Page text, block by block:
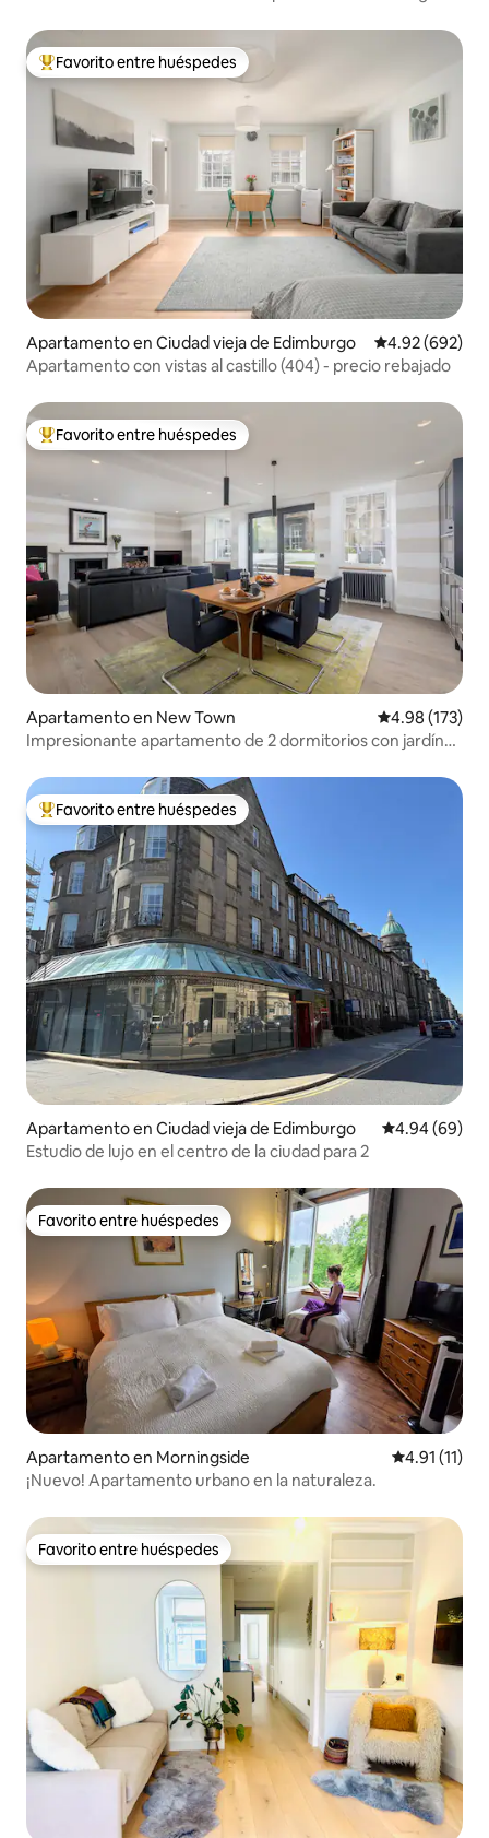
Favorito entre huéspedes preferido
Favorito entre huéspedes
Apartamento en Ciudad vieja de Edimburgo Calificación
4.92 (692)
Apartamento con vistas al castillo (404) - precio rebajado
Favorito entre huéspedes preferido
Favorito entre huéspedes
Apartamento en New Town Calificación
4.98 (173)
Impresionante apartamento de 2 dormitorios con jardín
Favorito entre huéspedes preferido
Favorito entre huéspedes
Apartamento en Ciudad vieja de Edimburgo Calificación
4.94 (69)
Estudio de lujo en el centro de la ciudad para 2
Favorito entre huéspedes
Favorito entre huéspedes
Apartamento en Morningside Calificación
4.91 (11)
¡Nuevo! Apartamento urbano en la naturaleza.
Favorito entre huéspedes
Favorito entre huéspedes